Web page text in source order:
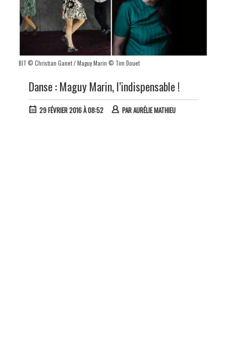
BIT © Christian Ganet / Maguy Marin © Tim Douet
Danse : Maguy Marin, l’indispensable !
29 FÉVRIER 2016 À 08:52 PARAURÉLIE MATHIEU